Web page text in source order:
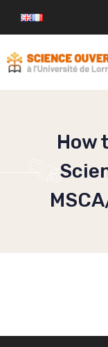
How